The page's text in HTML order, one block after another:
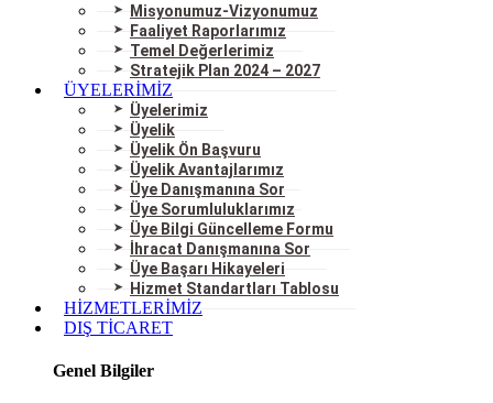
Misyonumuz-Vizyonumuz
Faaliyet Raporlarımız
Temel Değerlerimiz
Stratejik Plan 2024 – 2027
ÜYELERİMİZ
Üyelerimiz
Üyelik
Üyelik Ön Başvuru
Üyelik Avantajlarımız
Üye Danışmanına Sor
Üye Sorumluluklarımız
Üye Bilgi Güncelleme Formu
İhracat Danışmanına Sor
Üye Başarı Hikayeleri
Hizmet Standartları Tablosu
HİZMETLERİMİZ
DIŞ TİCARET
Genel Bilgiler